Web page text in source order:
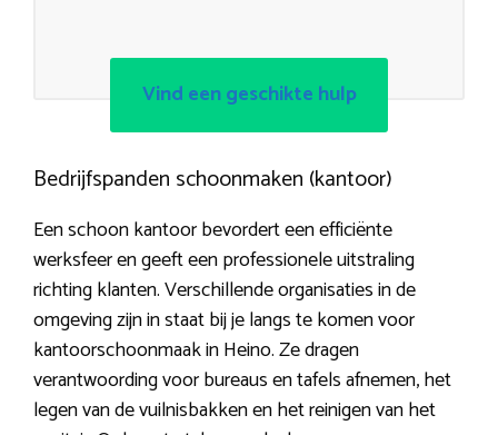
Vind een geschikte hulp
Bedrijfspanden schoonmaken (kantoor)
Een schoon kantoor bevordert een efficiënte
werksfeer en geeft een professionele uitstraling
richting klanten. Verschillende organisaties in de
omgeving zijn in staat bij je langs te komen voor
kantoorschoonmaak in Heino. Ze dragen
verantwoording voor bureaus en tafels afnemen, het
legen van de vuilnisbakken en het reinigen van het